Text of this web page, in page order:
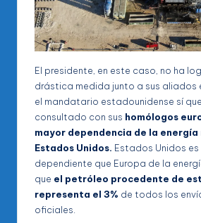
El presidente, en este caso, no ha
drástica medida junto a sus aliados
el mandatario estadounidense sí
consultado con sus homólogos
mayor dependencia de la energía
Estados Unidos. Estados Unidos es
dependiente que Europa de la
que el petróleo procedente de
representa el 3% de todos los
oficiales.